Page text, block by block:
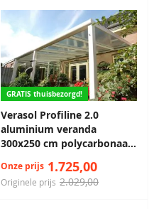
GRATIS thuisbezorgd!
Verasol Profiline 2.0
aluminium veranda
300x250 cm polycarbonaat
Originele prijs 2.029,00
Onze prijs 1.725,00